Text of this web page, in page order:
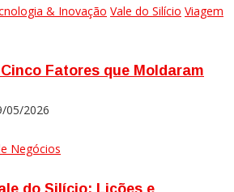
& Inovação Vale do Silício Viagem
Fatores que Moldaram
05/2026
Negócios